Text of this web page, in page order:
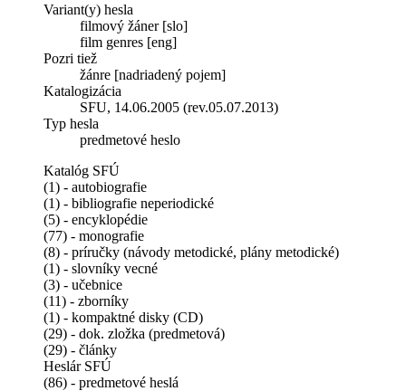
Variant(y) hesla
filmový žáner [slo]
film genres [eng]
Pozri tiež
žánre [nadriadený pojem]
Katalogizácia
SFU, 14.06.2005 (rev.05.07.2013)
Typ hesla
predmetové heslo
Katalóg SFÚ
(1) - autobiografie
(1) - bibliografie neperiodické
(5) - encyklopédie
(77) - monografie
(8) - príručky (návody metodické, plány metodické)
(1) - slovníky vecné
(3) - učebnice
(11) - zborníky
(1) - kompaktné disky (CD)
(29) - dok. zložka (predmetová)
(29) - články
Heslár SFÚ
(86) - predmetové heslá